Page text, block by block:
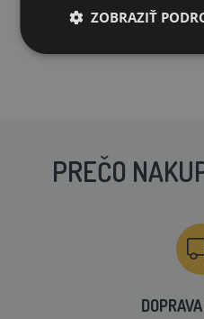
PRIDAŤ DO
PREČO
ZOBRAZIŤ